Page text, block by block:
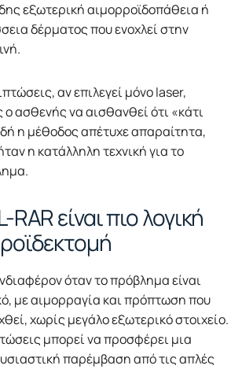
εξωτερική αιμορροϊδοπάθεια ή
δέρματος που ενοχλεί στην
αν επιλεγεί μόνο laser,
ο ασθενής να αισθανθεί ότι «κάτι
η μέθοδος απέτυχε απαραίτητα,
η κατάλληλη τεχνική για το
είναι πιο λογική
όταν το πρόβλημα είναι
με αιμορραγία και πρόπτωση που
χωρίς μεγάλο εξωτερικό στοιχείο.
μπορεί να προσφέρει μια
παρέμβαση από τις απλές